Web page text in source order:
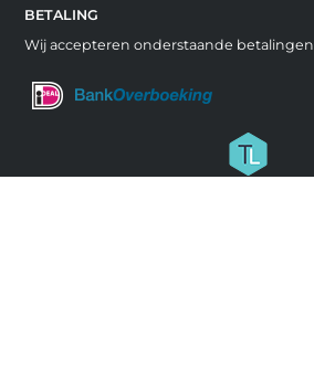
BETALING
Wij accepteren onderstaande betalingen